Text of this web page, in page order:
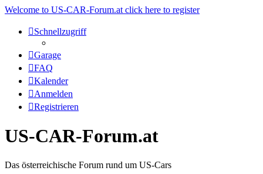
Welcome to US-CAR-Forum.at click here to register
Schnellzugriff
Garage
FAQ
Kalender
Anmelden
Registrieren
US-CAR-Forum.at
Das österreichische Forum rund um US-Cars